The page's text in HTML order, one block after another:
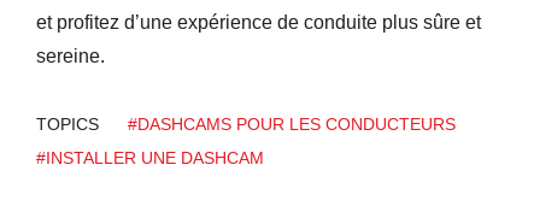
et profitez d’une expérience de conduite plus sûre et
sereine.
TOPICS
#DASHCAMS POUR LES CONDUCTEURS
#INSTALLER UNE DASHCAM